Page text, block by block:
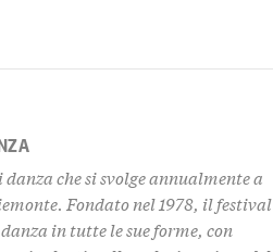
che si svolge annualmente a
Fondato nel 1978, il festival
in tutte le sue forme, con